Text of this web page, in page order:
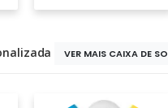
VER MAIS CAIXA DE